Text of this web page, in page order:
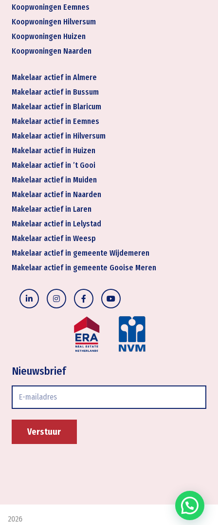
Koopwoningen Eemnes
Koopwoningen Hilversum
Koopwoningen Huizen
Koopwoningen Naarden
Makelaar actief in Almere
Makelaar actief in Bussum
Makelaar actief in Blaricum
Makelaar actief in Eemnes
Makelaar actief in Hilversum
Makelaar actief in Huizen
Makelaar actief in ’t Gooi
Makelaar actief in Muiden
Makelaar actief in Naarden
Makelaar actief in Laren
Makelaar actief in Lelystad
Makelaar actief in Weesp
Makelaar actief in gemeente Wijdemeren
Makelaar actief in gemeente Gooise Meren
Nieuwsbrief
Verstuur
2026